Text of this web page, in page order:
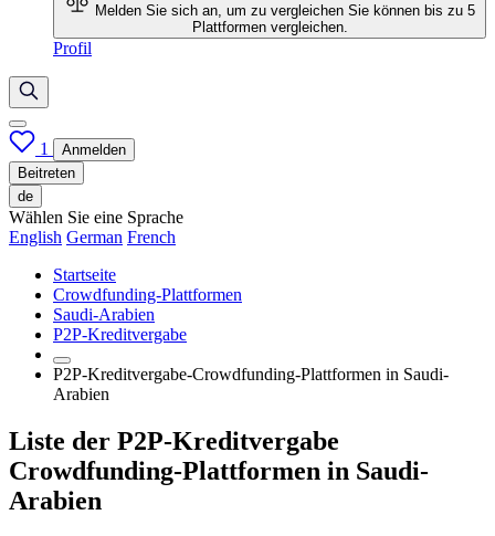
Melden Sie sich an, um zu vergleichen Sie können bis zu 5
Plattformen vergleichen.
Profil
1
Anmelden
Beitreten
de
Wählen Sie eine Sprache
English German French
Startseite
Crowdfunding-Plattformen
Saudi-Arabien
P2P-Kreditvergabe
P2P-Kreditvergabe-Crowdfunding-Plattformen in Saudi-
Arabien
Liste der P2P-Kreditvergabe
Crowdfunding-Plattformen in Saudi-
Arabien